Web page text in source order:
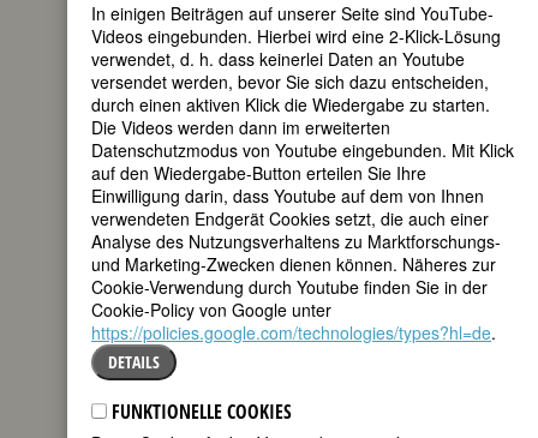
geboren am
14. Juni 1904
in New York
City
gestorben am
27. August
1971 in
Stamford, Connecticut
US-amerikanische Fotojournalistin
120. Geburtstag am 14. Juni 2024
Biografie• Zitate•Weblinks•
Quellen
BIOGRAFIE
In einigen Beiträgen auf unserer Seite sind YouTube-
Videos eingebunden. Hierbei wird eine 2-Klick-Lösung
verwendet, d. h. dass keinerlei Daten an Youtube
versendet werden, bevor Sie sich dazu entscheiden,
durch einen aktiven Klick die Wiedergabe zu starten.
Die Videos werden dann im erweiterten
Datenschutzmodus von Youtube eingebunden. Mit Klick
auf den Wiedergabe-Button erteilen Sie Ihre
Einwilligung darin, dass Youtube auf dem von Ihnen
verwendeten Endgerät Cookies setzt, die auch einer
Analyse des Nutzungsverhaltens zu Marktforschungs-
und Marketing-Zwecken dienen können. Näheres zur
Cookie-Verwendung durch Youtube finden Sie in der
Cookie-Policy von Google unter
https://policies.google.com/technologies/types?hl=de.
DETAILS
FUNKTIONELLE COOKIES